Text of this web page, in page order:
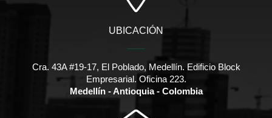
UBICACIÓN
Cra. 43A #19-17, El Poblado, Medellín. Edificio Block
Empresarial. Oficina 223.
Medellín - Antioquia - Colombia